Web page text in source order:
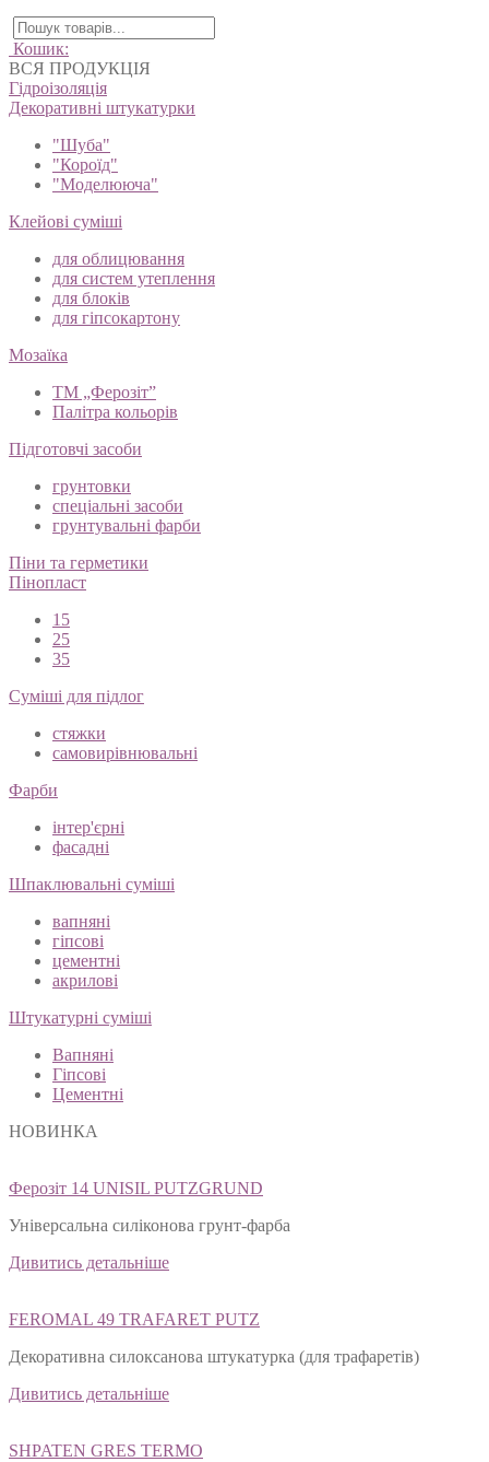
Кошик:
ВСЯ ПРОДУКЦІЯ
Гідроізоляція
Декоративні штукатурки
"Шуба"
"Короїд"
"Моделююча"
Клейові суміші
для облицювання
для систем утеплення
для блоків
для гіпсокартону
Мозаїка
ТМ „Ферозіт”
Палітра кольорів
Підготовчі засоби
грунтовки
спеціальні засоби
грунтувальні фарби
Піни та герметики
Пінопласт
15
25
35
Суміші для підлог
стяжки
самовирівнювальні
Фарби
інтер'єрні
фасадні
Шпаклювальні суміші
вапняні
гіпсові
цементні
акрилові
Штукатурні суміші
Вапняні
Гіпсові
Цементні
НОВИНКА
Ферозіт 14 UNISIL PUTZGRUND
Універсальна силіконова грунт-фарба
Дивитись детальніше
FEROMAL 49 TRAFARET PUTZ
Декоративна силоксанова штукатурка (для трафаретів)
Дивитись детальніше
SHPATEN GRES TERMO